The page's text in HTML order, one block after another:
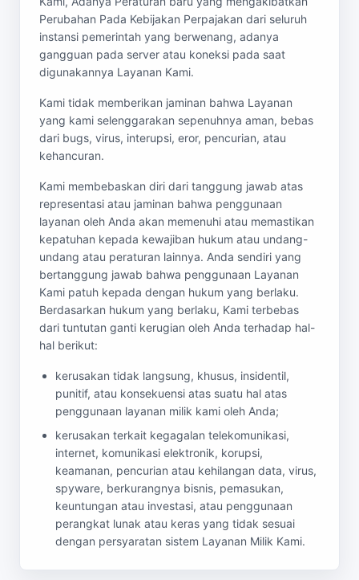
Perubahan Pada Kebijakan Perpajakan dari seluruh
instansi pemerintah yang berwenang, adanya
gangguan pada server atau koneksi pada saat
digunakannya Layanan Kami.
Kami tidak memberikan jaminan bahwa Layanan
yang kami selenggarakan sepenuhnya aman, bebas
dari bugs, virus, interupsi, eror, pencurian, atau
kehancuran.
Kami membebaskan diri dari tanggung jawab atas
representasi atau jaminan bahwa penggunaan
layanan oleh Anda akan memenuhi atau memastikan
kepatuhan kepada kewajiban hukum atau undang-
undang atau peraturan lainnya. Anda sendiri yang
bertanggung jawab bahwa penggunaan Layanan
Kami patuh kepada dengan hukum yang berlaku.
Berdasarkan hukum yang berlaku, Kami terbebas
dari tuntutan ganti kerugian oleh Anda terhadap hal-
hal berikut:
kerusakan tidak langsung, khusus, insidentil,
punitif, atau konsekuensi atas suatu hal atas
penggunaan layanan milik kami oleh Anda;
kerusakan terkait kegagalan telekomunikasi,
internet, komunikasi elektronik, korupsi,
keamanan, pencurian atau kehilangan data, virus,
spyware, berkurangnya bisnis, pemasukan,
keuntungan atau investasi, atau penggunaan
perangkat lunak atau keras yang tidak sesuai
dengan persyaratan sistem Layanan Milik Kami.